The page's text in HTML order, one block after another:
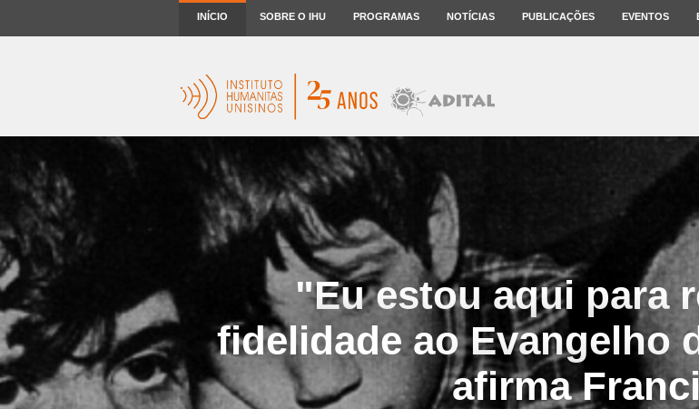
INÍCIO SOBRE O IHU PROGRAMAS NOTÍCIAS PUBLICAÇÕES EVENTOS
"Eu estou aqui para
fidelidade ao Evangelho
afirma